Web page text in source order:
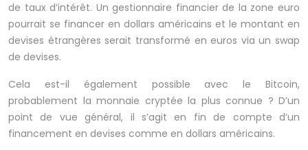
de taux d’intérêt. Un gestionnaire financier de la zone euro
pourrait se financer en dollars américains et le montant en
devises étrangères serait transformé en euros via un swap
de devises.
Cela est-il également possible avec le Bitcoin,
probablement la monnaie cryptée la plus connue ? D’un
point de vue général, il s’agit en fin de compte d’un
financement en devises comme en dollars américains.